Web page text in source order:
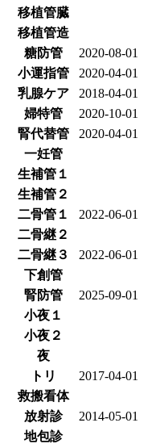
移植管臓
移植管造
糖防管
2020-08-01
小運指管
2020-04-01
乳腺ケア
2018-04-01
婦特管
2020-10-01
腎代替管
2020-04-01
一妊管
生補管１
生補管２
二骨管１
2022-06-01
二骨継２
二骨継３
2022-06-01
下創管
腎防管
2025-09-01
小夜１
小夜２
夜
トリ
2017-04-01
救搬看体
放射診
2014-05-01
地包診